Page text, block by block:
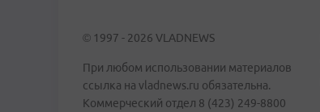
© 1997 - 2026 VLADNEWS
При любом использовании материалов
ссылка на vladnews.ru обязательна.
Коммерческий отдел 8 (423) 249-8800